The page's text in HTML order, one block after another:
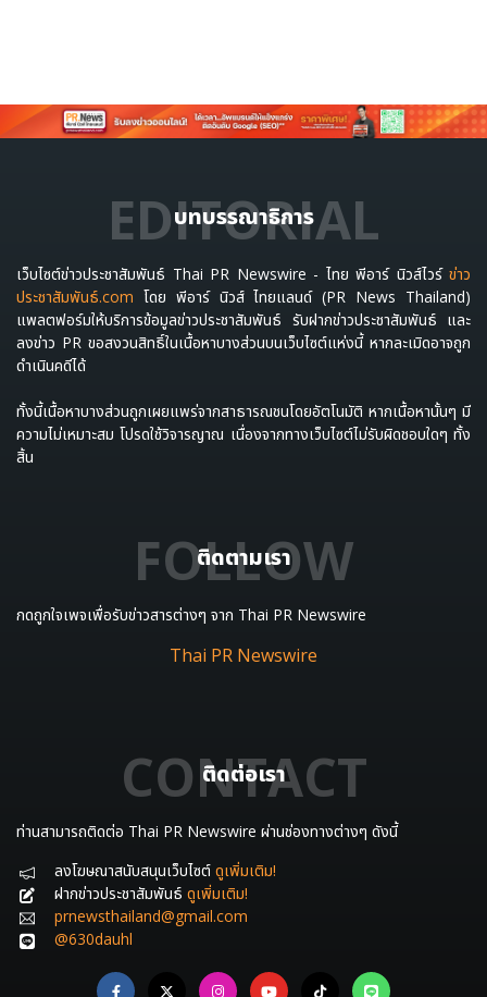
บทบรรณาธิการ
EDITORIAL
เว็บไซต์ข่าวประชาสัมพันธ์ Thai PR Newswire - ไทย พีอาร์ นิวส์ไวร์ ข่าว
ประชาสัมพันธ์.com โดย พีอาร์ นิวส์ ไทยแลนด์ (PR News Thailand)
แพลตฟอร์มให้บริการข้อมูลข่าวประชาสัมพันธ์ รับฝากข่าวประชาสัมพันธ์ และ
ลงข่าว PR ขอสงวนสิทธิ์ในเนื้อหาบางส่วนบนเว็บไซต์แห่งนี้ หากละเมิดอาจถูก
ดำเนินคดีได้
ทั้งนี้เนื้อหาบางส่วนถูกเผยแพร่จากสาธารณชนโดยอัตโนมัติ หากเนื้อหานั้นๆ มี
ความไม่เหมาะสม โปรดใช้วิจารญาณ เนื่องจากทางเว็บไซต์ไม่รับผิดชอบใดๆ ทั้ง
สิ้น
ติดตามเรา
FOLLOW
กดถูกใจเพจเพื่อรับข่าวสารต่างๆ จาก Thai PR Newswire
Thai PR Newswire
ติดต่อเรา
CONTACT
ท่านสามารถติดต่อ Thai PR Newswire ผ่านช่องทางต่างๆ ดังนี้
ลงโฆษณาสนับสนุนเว็บไซต์ ดูเพิ่มเติม!
ฝากข่าวประชาสัมพันธ์ ดูเพิ่มเติม!
prnewsthailand@gmail.com
@630dauhl